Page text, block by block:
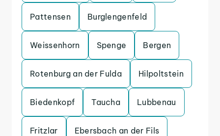
Pattensen Burglengenfeld
Weissenhorn Spenge Bergen
Rotenburg an der Fulda Hilpoltstein
Biedenkopf Taucha Lubbenau
Fritzlar Ebersbach an der Fils